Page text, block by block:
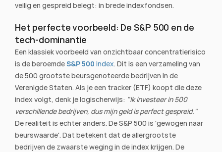
veilig en gespreid belegt: in brede indexfondsen.
Het perfecte voorbeeld: De S&P 500 en de
tech-dominantie
Een klassiek voorbeeld van onzichtbaar concentratierisico
is de beroemdeS&P 500 index. Dit is een verzameling van
de 500 grootste beursgenoteerde bedrijven in de
Verenigde Staten. Als je een tracker (ETF) koopt die deze
index volgt, denk je logischerwijs: "Ik investeer in 500
verschillende bedrijven, dus mijn geld is perfect gespreid."
De realiteit is echter anders. De S&P 500 is 'gewogen naar
beurswaarde'. Dat betekent dat de allergrootste
bedrijven de zwaarste weging in de index krijgen. De